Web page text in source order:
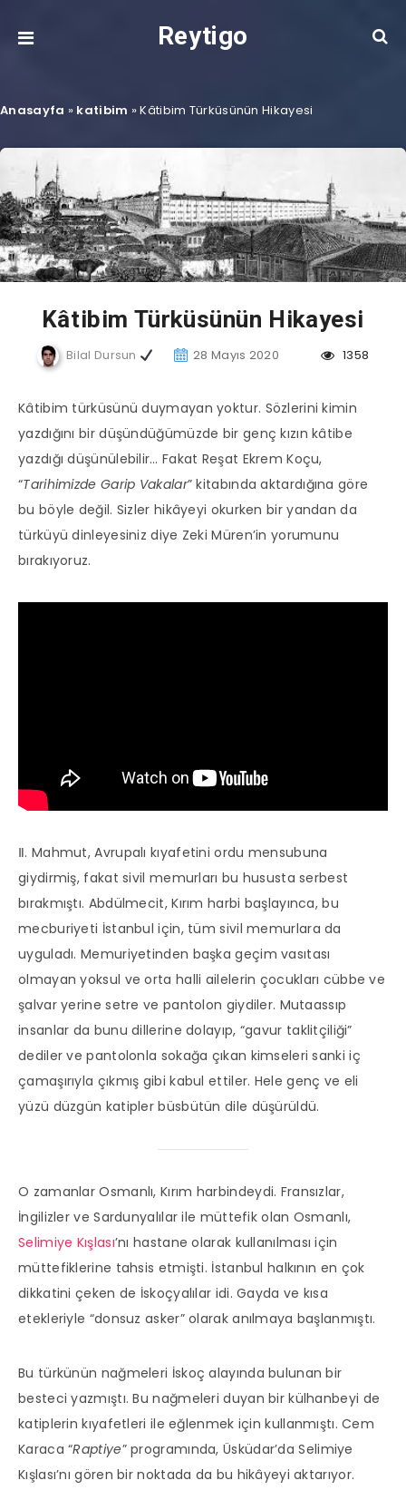
Reytigo
Anasayfa » katibim »Kâtibim Türküsünün Hikayesi
Kâtibim Türküsünün Hikayesi
Bilal Dursun 28 Mayıs 2020 1358
Kâtibim türküsünü duymayan yoktur. Sözlerini kimin
yazdığını bir düşündüğümüzde bir genç kızın kâtibe
yazdığı düşünülebilir… Fakat Reşat Ekrem Koçu,
“Tarihimizde Garip Vakalar” kitabında aktardığına göre
bu böyle değil. Sizler hikâyeyi okurken bir yandan da
türküyü dinleyesiniz diye Zeki Müren’in yorumunu
bırakıyoruz.
Ⅱ. Mahmut, Avrupalı kıyafetini ordu mensubuna
giydirmiş, fakat sivil memurları bu hususta serbest
bırakmıştı. Abdülmecit, Kırım harbi başlayınca, bu
mecburiyeti İstanbul için, tüm sivil memurlara da
uyguladı. Memuriyetinden başka geçim vasıtası
olmayan yoksul ve orta halli ailelerin çocukları cübbe ve
şalvar yerine setre ve pantolon giydiler. Mutaassıp
insanlar da bunu dillerine dolayıp, “gavur taklitçiliği”
dediler ve pantolonla sokağa çıkan kimseleri sanki iç
çamaşırıyla çıkmış gibi kabul ettiler. Hele genç ve eli
yüzü düzgün katipler büsbütün dile düşürüldü.
O zamanlar Osmanlı, Kırım harbindeydi. Fransızlar,
İngilizler ve Sardunyalılar ile müttefik olan Osmanlı,
Selimiye Kışlası’nı hastane olarak kullanılması için
müttefiklerine tahsis etmişti. İstanbul halkının en çok
dikkatini çeken de İskoçyalılar idi. Gayda ve kısa
etekleriyle “donsuz asker” olarak anılmaya başlanmıştı.
Bu türkünün nağmeleri İskoç alayında bulunan bir
besteci yazmıştı. Bu nağmeleri duyan bir külhanbeyi de
katiplerin kıyafetleri ile eğlenmek için kullanmıştı. Cem
Karaca “Raptiye” programında, Üsküdar’da Selimiye
Kışlası’nı gören bir noktada da bu hikâyeyi aktarıyor.